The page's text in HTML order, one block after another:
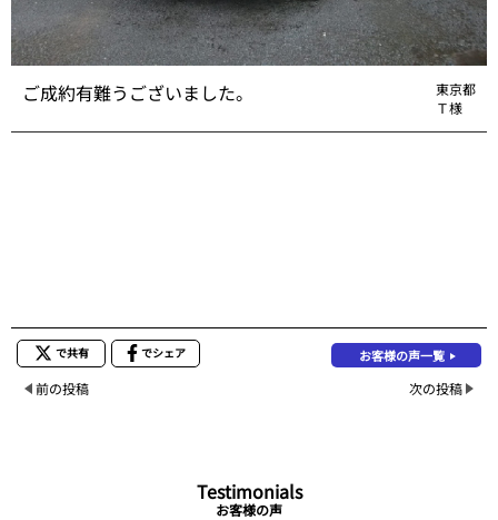
ご成約有難うございました。
東京都
Ｔ様
で共有 でシェア お客様の声一覧
前の投稿 次の投稿
Testimonials
お客様の声